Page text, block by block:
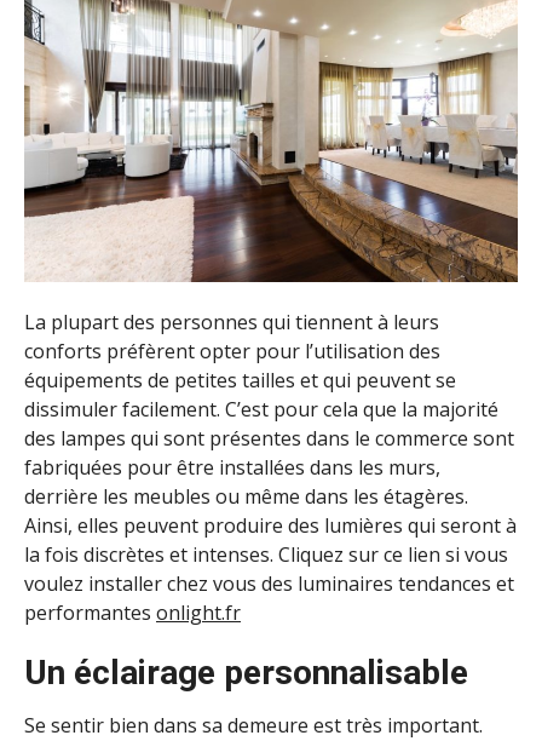
La plupart des personnes qui tiennent à leurs
conforts préfèrent opter pour l’utilisation des
équipements de petites tailles et qui peuvent se
dissimuler facilement. C’est pour cela que la majorité
des lampes qui sont présentes dans le commerce sont
fabriquées pour être installées dans les murs,
derrière les meubles ou même dans les étagères.
Ainsi, elles peuvent produire des lumières qui seront à
la fois discrètes et intenses. Cliquez sur ce lien si vous
voulez installer chez vous des luminaires tendances et
performantes onlight.fr
Un éclairage personnalisable
Se sentir bien dans sa demeure est très important.